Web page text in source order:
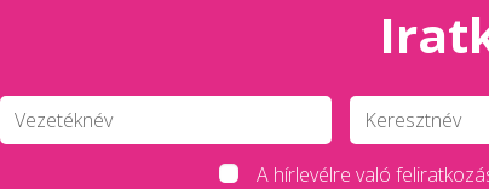
A hírlevélre való